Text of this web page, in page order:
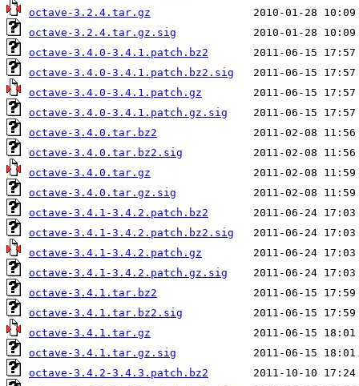
octave-3.2.4.tar.gz
octave-3.2.4.tar.gz.sig
octave-3.4.0-3.4.1.patch.bz2
octave-3.4.0-3.4.1.patch.bz2.sig
octave-3.4.0-3.4.1.patch.gz
octave-3.4.0-3.4.1.patch.gz.sig
octave-3.4.0.tar.bz2
octave-3.4.0.tar.bz2.sig
octave-3.4.0.tar.gz
octave-3.4.0.tar.gz.sig
octave-3.4.1-3.4.2.patch.bz2
octave-3.4.1-3.4.2.patch.bz2.sig
octave-3.4.1-3.4.2.patch.gz
octave-3.4.1-3.4.2.patch.gz.sig
octave-3.4.1.tar.bz2
octave-3.4.1.tar.bz2.sig
octave-3.4.1.tar.gz
octave-3.4.1.tar.gz.sig
octave-3.4.2-3.4.3.patch.bz2